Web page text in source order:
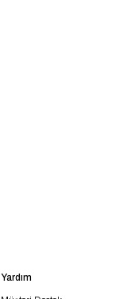
Yardım